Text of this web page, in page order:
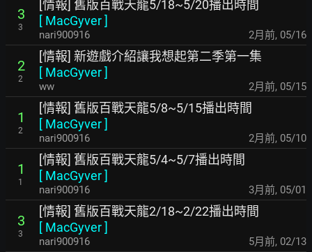
3
3
[情報] 舊版百戰天龍5/18~5/20播出時間
[ MacGyver]
nari900916 2月前, 05/16
2
2
[情報] 新遊戲介紹讓我想起第二季第一集
[ MacGyver]
ww 2月前, 05/15
1
2
[情報] 舊版百戰天龍5/8~5/15播出時間
[ MacGyver]
nari900916 2月前, 05/10
1
1
[情報] 舊版百戰天龍5/4~5/7播出時間
[ MacGyver]
nari900916 3月前, 05/01
3
3
[情報] 舊版百戰天龍2/18~2/22播出時間
[ MacGyver]
nari900916 5月前, 02/13